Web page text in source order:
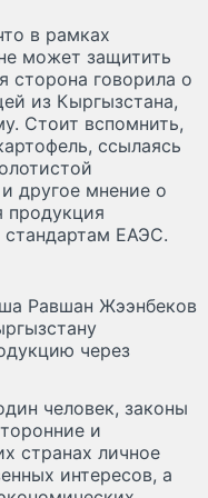
в рамках
может защитить
сторона говорила о
из Кыргызстана,
Стоит вспомнить,
ссылаясь
другое мнение о
продукция
стандартам ЕАЭС.
Равшан Жээнбеков
через
человек, законы
и
странах личное
интересов, а